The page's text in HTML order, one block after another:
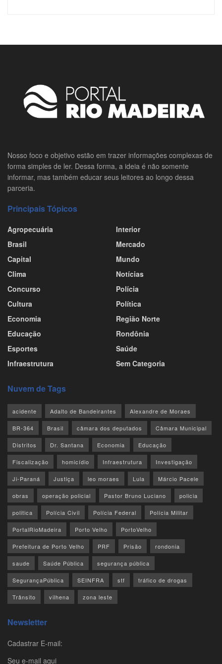
Nosso foco e objetivo estão em trazer informações complexas de
forma simples de ler. Dessa forma, a ideia é não somente
informar, mas também educar seus leitores ao longo dessa
parceria.
Principais Tópicos
Agropecuária
Brasil
Capital
Clima
Concurso
Cultura
Economia
Educação
Esportes
Infraestrutura
Interior
Mercado
Mundo
Notícias
Polícia
Política
Região Norte
Rondônia
Saúde
Sem Categoria
Nuvem de Tags
acidente Adalto de Bandeirantes Alexandre de Moraes
BR-364 Brasil câmara dos deputados Câmara Municipal
Distritos Dr. Santana Economia Educação
Fiscalização homicídio Infraestrutura Investigação
Ji-Paraná Justiça leo moraes Lula Márcio Pacele
obras operação policial Pastor Bruno Luciano policia
politica Polícia Civil Polícia Federal Polícia Militar
PortalRioMadeira Porto Velho PortoVelho
Prefeitura de Porto Velho PRF Prisão rondonia
saude Saúde Pública segurança pública
SegurançaPública SEINFRA stf tráfico de drogas
Trânsito vilhena zona leste
Newsletter
Cadastrar E-mail:
Seu e-mail aqui